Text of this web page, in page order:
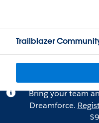
Trailblazer
Bring your team
Dreamforce.